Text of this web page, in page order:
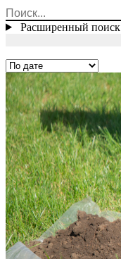
Расширенный поиск